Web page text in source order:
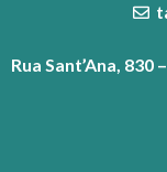
Rua Sant’Ana,